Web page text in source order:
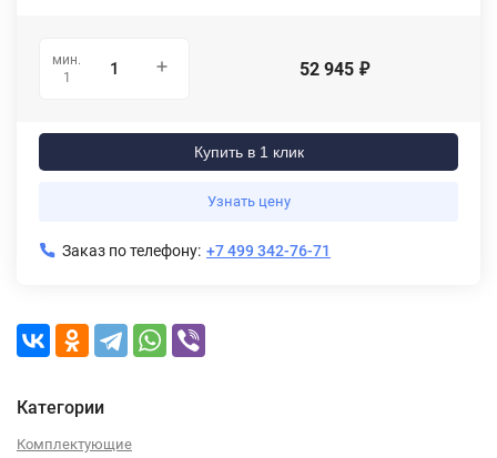
мин.
1
52 945 ₽
Купить в 1 клик
Узнать цену
Заказ по телефону: +7 499 342-76-71
Категории
Комплектующие